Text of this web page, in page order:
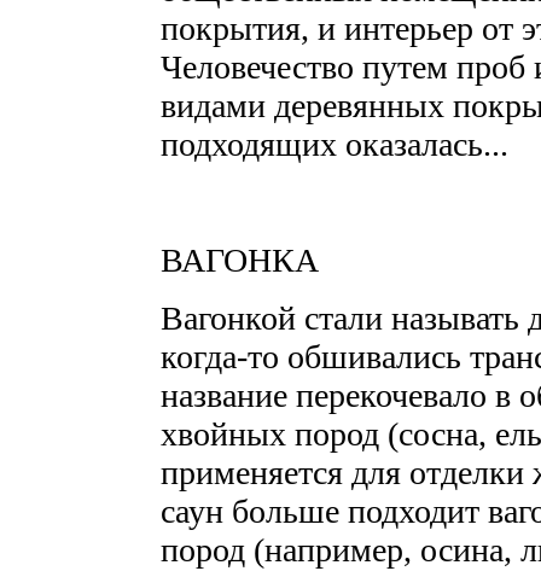
покрытия, и интерьер от
Человечество путем
видами деревянных
подходящих оказалась...
ВАГОНКА
Вагонкой стали
когда-то обшивались
название перекочевало в
хвойных пород (сосна,
применяется для
саун больше подходит
пород (например, осина,